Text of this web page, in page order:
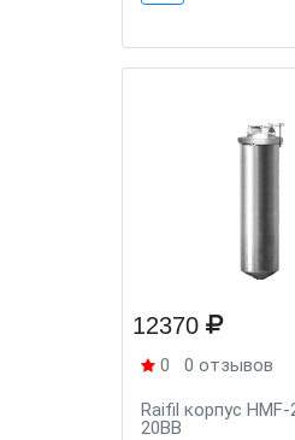
12370
0 0 отзывов
Raifil корпус HMF-
20BB